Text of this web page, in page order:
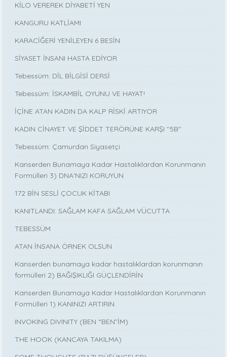
KİLO VEREREK DİYABETİ YEN
KANGURU KATLİAMI
KARACİĞERİ YENİLEYEN 6 BESİN
SİYASET İNSANI HASTA EDİYOR
Tebessüm: DİL BİLGİSİ DERSİ
Tebessüm: İSKAMBİL OYUNU VE HAYAT!
İÇİNE ATAN KADIN DA KALP RİSKİ ARTIYOR
KADIN CİNAYET VE ŞİDDET TERÖRÜNE KARŞI ''5B''
Tebessüm: Çamurdan Siyasetçi
Kanserden Bunamaya Kadar Hastalıklardan Korunmanın
Formülleri 3) DNA'NIZI KORUYUN
172 BİN SESLİ ÇOCUK KİTABI
KANITLANDI: SAĞLAM KAFA SAĞLAM VÜCUTTA
TEBESSÜM
ATAN İNSANA ÖRNEK OLSUN
Kanserden bunamaya kadar hastalıklardan korunmanın
formülleri 2) BAĞIŞIKLIĞI GÜÇLENDİRİN
Kanserden Bunamaya Kadar Hastalıklardan Korunmanın
Formülleri 1) KANINIZI ARTIRIN
INVOKING DIVINITY (BEN “BEN”İM)
THE HOOK (KANCAYA TAKILMA)